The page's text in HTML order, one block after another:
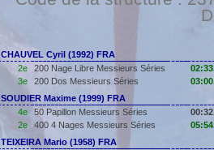
CHAUVEL Cyril (1992) FRA
2e
200 Nage Libre Messieurs Séries
3e
200 Dos Messieurs Séries
SOUDIER Maxime (1999) FRA
4e
50 Papillon Messieurs Séries
2e
400 4 Nages Messieurs Séries
TEIXEIRA Mario (1958) FRA